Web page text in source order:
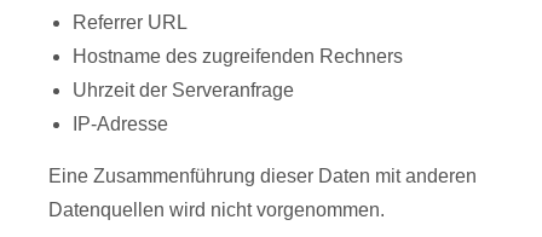
Referrer URL
Hostname des zugreifenden Rechners
Uhrzeit der Serveranfrage
IP-Adresse
Eine Zusammenführung dieser Daten mit anderen
Datenquellen wird nicht vorgenommen.